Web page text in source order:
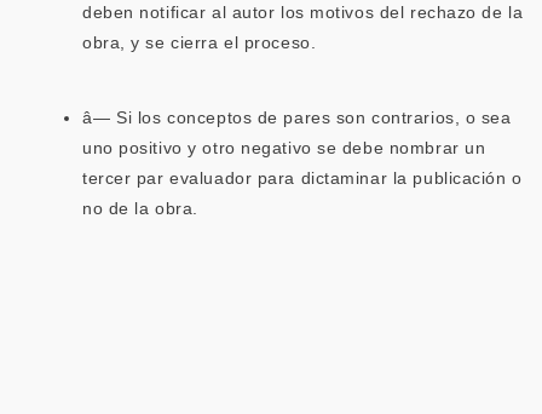
deben notificar al autor los motivos del rechazo de la
obra, y se cierra el proceso.
â— Si los conceptos de pares son contrarios, o sea
uno positivo y otro negativo se debe nombrar un
tercer par evaluador para dictaminar la publicación o
no de la obra.